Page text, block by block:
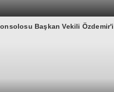
Başkan Vekili